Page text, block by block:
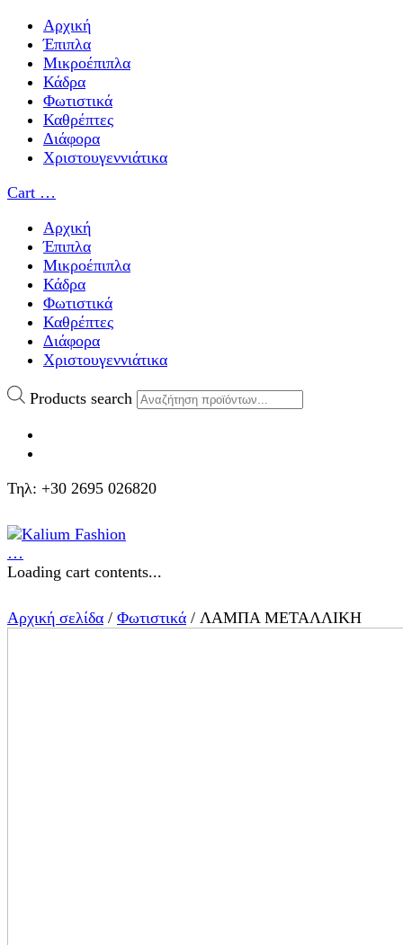
Αρχική
Έπιπλα
Μικροέπιπλα
Κάδρα
Φωτιστικά
Καθρέπτες
Διάφορα
Χριστουγεννιάτικα
Cart …
Αρχική
Έπιπλα
Μικροέπιπλα
Κάδρα
Φωτιστικά
Καθρέπτες
Διάφορα
Χριστουγεννιάτικα
Products search
Τηλ: +30 2695 026820
…
Loading cart contents...
Αρχική σελίδα / Φωτιστικά / ΛΑΜΠΑ ΜΕΤΑΛΛΙΚΗ